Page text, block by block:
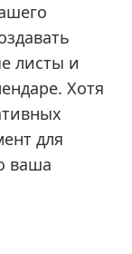
листы и
Хотя
для
ваша